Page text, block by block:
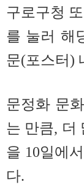
구로구청
를 눌러 해
문(포스터)
문정화 문
는 만큼, 더
을 10일에
다.